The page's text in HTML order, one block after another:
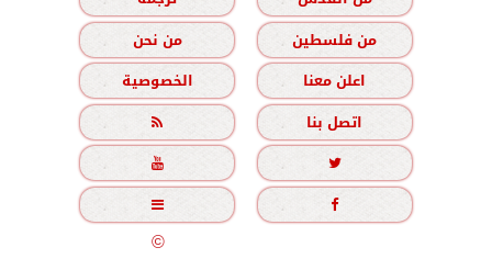
من فلسطين
من نحن
اعلن معنا
الخصوصية
اتصل بنا





جميع الحقوق محفوظة©